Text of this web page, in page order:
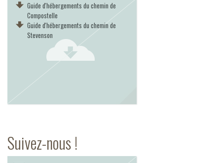
Guide d'hébergements du chemin de
Compostelle
Guide d'hébergements du chemin de
Stevenson
Suivez-nous !